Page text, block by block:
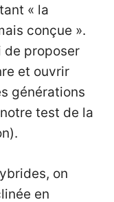
« la
conçue ».
de proposer
et ouvrir
générations
test de la
on
en